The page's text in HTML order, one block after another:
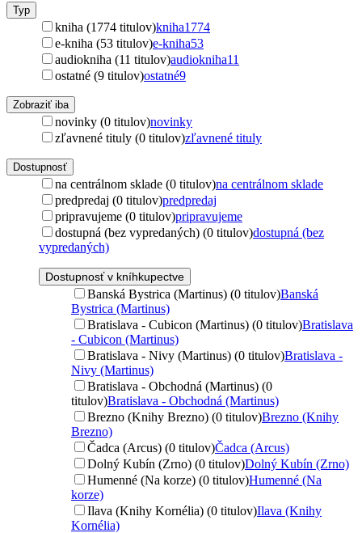
Typ
kniha (1774 titulov)kniha1774
e-kniha (53 titulov)e-kniha53
audiokniha (11 titulov)audiokniha11
ostatné (9 titulov)ostatné9
Zobraziť iba
novinky (0 titulov)novinky
zľavnené tituly (0 titulov)zľavnené tituly
Dostupnosť
na centrálnom sklade (0 titulov)na centrálnom sklade
predpredaj (0 titulov)predpredaj
pripravujeme (0 titulov)pripravujeme
dostupná (bez vypredaných) (0 titulov)dostupná (bez
vypredaných)
Dostupnosť v kníhkupectve
Banská Bystrica (Martinus) (0 titulov)Banská
Bystrica (Martinus)
Bratislava - Cubicon (Martinus) (0 titulov)Bratislava
- Cubicon (Martinus)
Bratislava - Nivy (Martinus) (0 titulov)Bratislava -
Nivy (Martinus)
Bratislava - Obchodná (Martinus) (0
titulov)Bratislava - Obchodná (Martinus)
Brezno (Knihy Brezno) (0 titulov)Brezno (Knihy
Brezno)
Čadca (Arcus) (0 titulov)Čadca (Arcus)
Dolný Kubín (Zrno) (0 titulov)Dolný Kubín (Zrno)
Humenné (Na korze) (0 titulov)Humenné (Na
korze)
Ilava (Knihy Kornélia) (0 titulov)Ilava (Knihy
Kornélia)